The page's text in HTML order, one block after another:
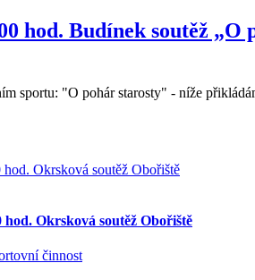
hod. Budínek soutěž „O
sportu: "O pohár starosty" - níže
Okrsková soutěž Obořiště
hod. Okrsková soutěž Obořiště
činnost